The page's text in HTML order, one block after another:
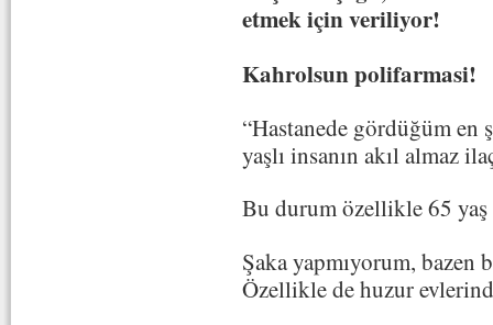
etmek için veriliyor!
Kahrolsun polifarmasi!
“Hastanede gördüğüm en
yaşlı insanın akıl almaz
Bu durum özellikle 65
Şaka yapmıyorum,
Özellikle de huzur